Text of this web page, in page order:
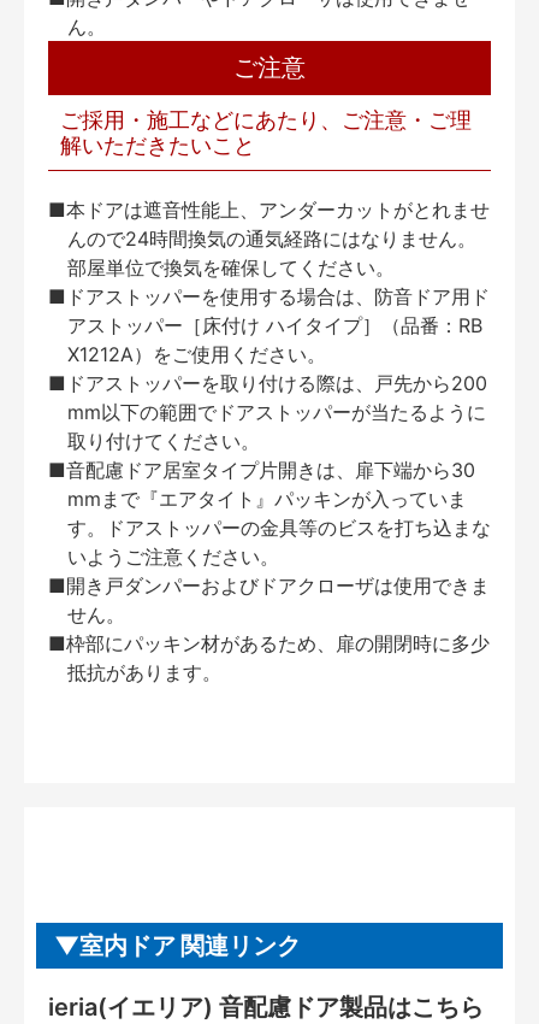
ん。
ご注意
ご採用・施工などにあたり、ご注意・ご理
解いただきたいこと
■本ドアは遮音性能上、アンダーカットがとれませ
んので24時間換気の通気経路にはなりません。
部屋単位で換気を確保してください。
■ドアストッパーを使用する場合は、防音ドア用ド
アストッパー［床付け ハイタイプ］（品番：RB
X1212A）をご使用ください。
■ドアストッパーを取り付ける際は、戸先から200
mm以下の範囲でドアストッパーが当たるように
取り付けてください。
■音配慮ドア居室タイプ片開きは、扉下端から30
mmまで『エアタイト』パッキンが入っていま
す。ドアストッパーの金具等のビスを打ち込まな
いようご注意ください。
■開き戸ダンパーおよびドアクローザは使用できま
せん。
■枠部にパッキン材があるため、扉の開閉時に多少
抵抗があります。
室内ドア 関連リンク
ieria(イエリア) 音配慮ドア製品はこちら